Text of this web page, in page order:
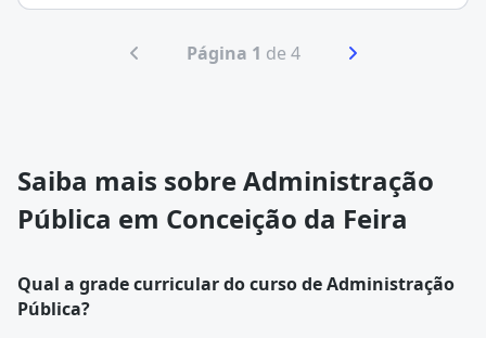
Página 1 de 4
Saiba mais sobre Administração
Pública em Conceição da Feira
Qual a grade curricular do curso de Administração
Pública?